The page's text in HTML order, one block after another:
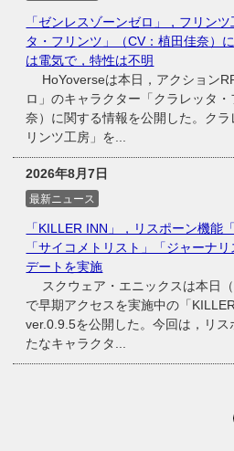
「ゼンレスゾーンゼロ」，フリン
タ・フリンツ」（CV：植田佳奈）
は電気で，特性は不明
HoYoverseは本日，アクション
ロ」のキャラクター「クラレッタ
奈）に関する情報を公開した。ク
リンツ工房」を...
2026年8月7日
最新ニュース
「KILLER INN」，リスポーン機能
「サイコメトリスト」「ジャーナ
デートを実施
スクウェア・エニックスは本日
で早期アクセスを実施中の「
ver.0.9.5を公開した。今回は，リ
たなキャラクタ...